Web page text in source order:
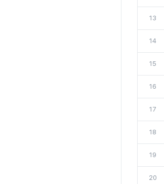
13
14
15
16
17
18
19
20